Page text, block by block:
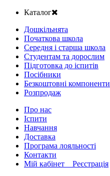
Каталог
Дошкільнята
Початкова школа
Середня і старша школа
Студентам та дорослим
Підготовка до іспитів
Посібники
Безкоштовні компоненти
Розпродаж
Про нас
Іспити
Навчання
Доставка
Програма лояльності
Контакти
Мій кабінет Реєстрація